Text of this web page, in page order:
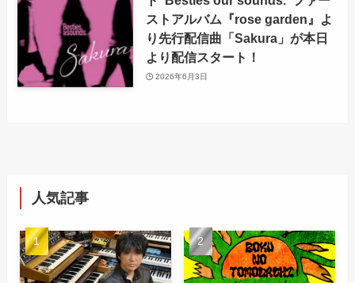
ストアルバム『rose garden』よ
り先行配信曲「Sakura」が本日
より配信スタート！
2026年6月3日
人気記事